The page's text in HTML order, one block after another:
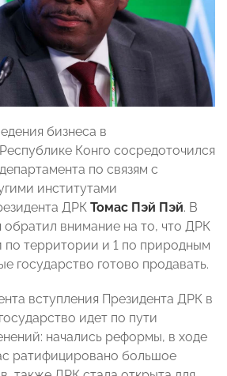
бизнеса в
Конго сосредоточился
по связям с
институтами
ДРК Томас Пэй Пэй. В
обратил внимание на то, что ДРК
территории и 1 по природным
государство готово продавать.
вступления Президента ДРК в
идет по пути
начались реформы, в ходе
ратифицировано большое